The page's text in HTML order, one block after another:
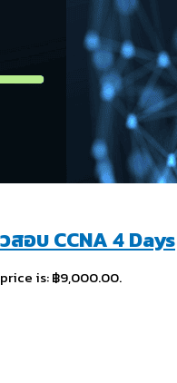
อบ CCNA 4 Days
is: ฿9,000.00.